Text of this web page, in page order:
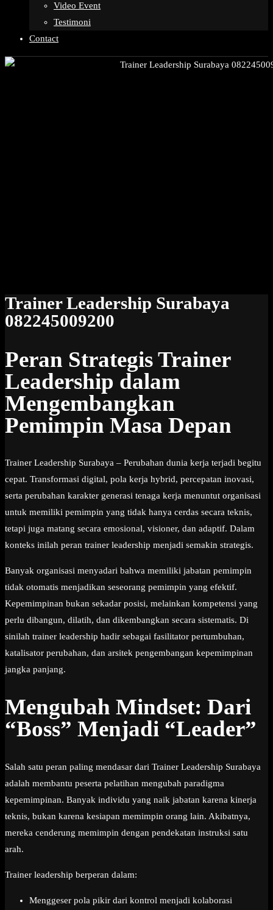
Video Event
Testimoni
Contact
Trainer Leadership Surabaya
082245009200
Peran Strategis Trainer
Leadership dalam
Mengembangkan
Pemimpin Masa Depan
Trainer Leadership Surabaya – Perubahan dunia kerja terjadi begitu
cepat. Transformasi digital, pola kerja hybrid, percepatan inovasi,
serta perubahan karakter generasi tenaga kerja menuntut organisasi
untuk memiliki pemimpin yang tidak hanya cerdas secara teknis,
tetapi juga matang secara emosional, visioner, dan adaptif. Dalam
konteks inilah peran trainer leadership menjadi semakin strategis.
Banyak organisasi menyadari bahwa memiliki jabatan pemimpin
tidak otomatis menjadikan seseorang pemimpin yang efektif.
Kepemimpinan bukan sekadar posisi, melainkan kompetensi yang
perlu dibangun, dilatih, dan dikembangkan secara sistematis. Di
sinilah trainer leadership hadir sebagai fasilitator pertumbuhan,
katalisator perubahan, dan arsitek pengembangan kepemimpinan
jangka panjang.
Mengubah Mindset: Dari
“Boss” Menjadi “Leader”
Salah satu peran paling mendasar dari Trainer Leadership Surabaya
adalah membantu peserta pelatihan mengubah paradigma
kepemimpinan. Banyak individu yang naik jabatan karena kinerja
teknis, bukan karena kesiapan memimpin orang lain. Akibatnya,
mereka cenderung memimpin dengan pendekatan instruksi satu
arah.
Trainer leadership berperan dalam:
Menggeser pola pikir dari kontrol menjadi kolaborasi